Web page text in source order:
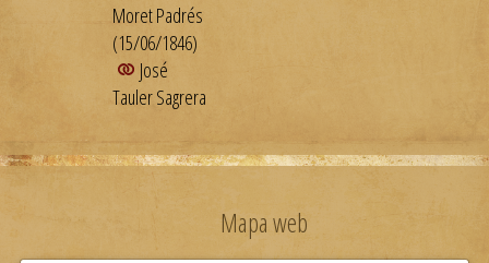
Moret Padrés
(15/06/1846)
José
Tauler Sagrera
Mapa web